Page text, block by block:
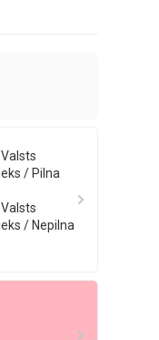
/ Pilna
/ Nepilna